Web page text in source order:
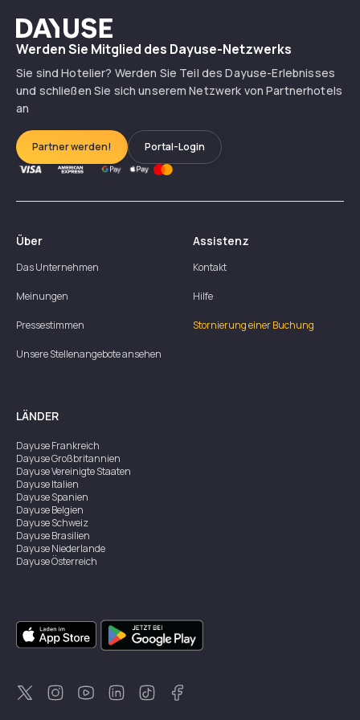
Dayuse
Werden Sie Mitglied des Dayuse-Netzwerks
Sie sind Hotelier? Werden Sie Teil des Dayuse-Erlebnisses
und schließen Sie sich unserem Netzwerk von Partnerhotels
an
Partner werden! Portal-Login
Über
Das Unternehmen
Meinungen
Pressestimmen
Unsere Stellenangebote ansehen
Assistenz
Kontakt
Hilfe
Stornierung einer Buchung
LÄNDER
DayuseFrankreich
DayuseGroßbritannien
DayuseVereinigte Staaten
DayuseItalien
DayuseSpanien
DayuseBelgien
DayuseSchweiz
DayuseBrasilien
DayuseNiederlande
DayuseÖsterreich
DayuseSingapur
DayuseZweden
DayuseThailand
DayuseNeuseeland
DayuseTürkei